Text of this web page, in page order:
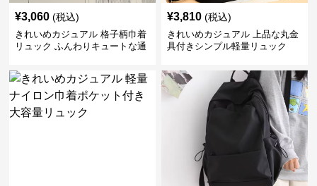
¥3,060 (税込)
きれいめカジュアル 格子柄巾着
リュック ふんわりキュートな通
¥3,810 (税込)
きれいめカジュアル 上品な丸金
具付きシンプル軽量リュック